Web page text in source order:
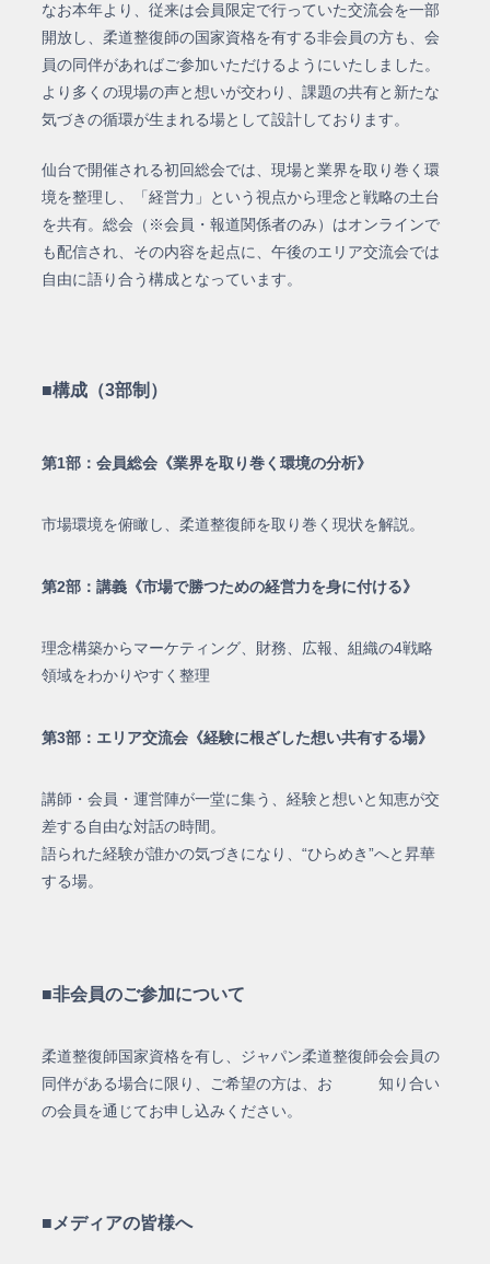
なお本年より、従来は会員限定で行っていた交流会を一部
開放し、柔道整復師の国家資格を有する非会員の方も、会
員の同伴があればご参加いただけるようにいたしました。
より多くの現場の声と想いが交わり、課題の共有と新たな
気づきの循環が生まれる場として設計しております。
仙台で開催される初回総会では、現場と業界を取り巻く環
境を整理し、「経営力」という視点から理念と戦略の土台
を共有。総会（※会員・報道関係者のみ）はオンラインで
も配信され、その内容を起点に、午後のエリア交流会では
自由に語り合う構成となっています。
■構成（3部制）
第1部：会員総会《業界を取り巻く環境の分析》
市場環境を俯瞰し、柔道整復師を取り巻く現状を解説。
第2部：講義《市場で勝つための経営力を身に付ける》
理念構築からマーケティング、財務、広報、組織の4戦略
領域をわかりやすく整理
第3部：エリア交流会《経験に根ざした想い共有する場》
講師・会員・運営陣が一堂に集う、経験と想いと知恵が交
差する自由な対話の時間。
語られた経験が誰かの気づきになり、“ひらめき”へと昇華
する場。
■非会員のご参加について
柔道整復師国家資格を有し、ジャパン柔道整復師会会員の
同伴がある場合に限り、ご希望の方は、お 知り合い
の会員を通じてお申し込みください。
■メディアの皆様へ